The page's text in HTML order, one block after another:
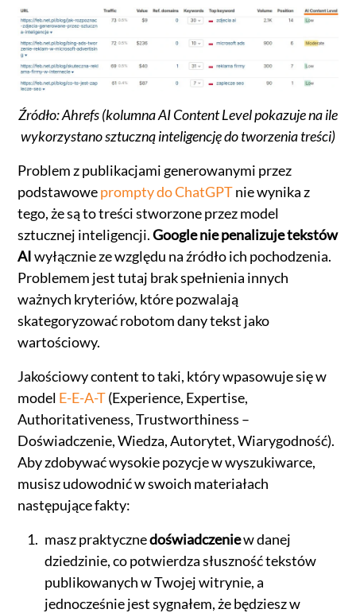
Źródło: Ahrefs (kolumna AI Content Level pokazuje na ile
wykorzystano sztuczną inteligencję do tworzenia treści)
Problem z publikacjami generowanymi przez
podstawoweprompty do ChatGPTnie wynika z
tego, że są to treści stworzone przez model
sztucznej inteligencji.Google nie penalizuje tekstów
AIwyłącznie ze względu na źródło ich pochodzenia.
Problemem jest tutaj brak spełnienia innych
ważnych kryteriów, które pozwalają
skategoryzować robotom dany tekst jako
wartościowy.
Jakościowy content to taki, który wpasowuje się w
model E-E-A-T(Experience, Expertise,
Authoritativeness, Trustworthiness –
Doświadczenie, Wiedza, Autorytet, Wiarygodność).
Aby zdobywać wysokie pozycje w wyszukiwarce,
musisz udowodnić w swoich materiałach
następujące fakty:
masz praktycznedoświadczeniew danej
dziedzinie, co potwierdza słuszność tekstów
publikowanych w Twojej witrynie, a
jednocześnie jest sygnałem, że będziesz w